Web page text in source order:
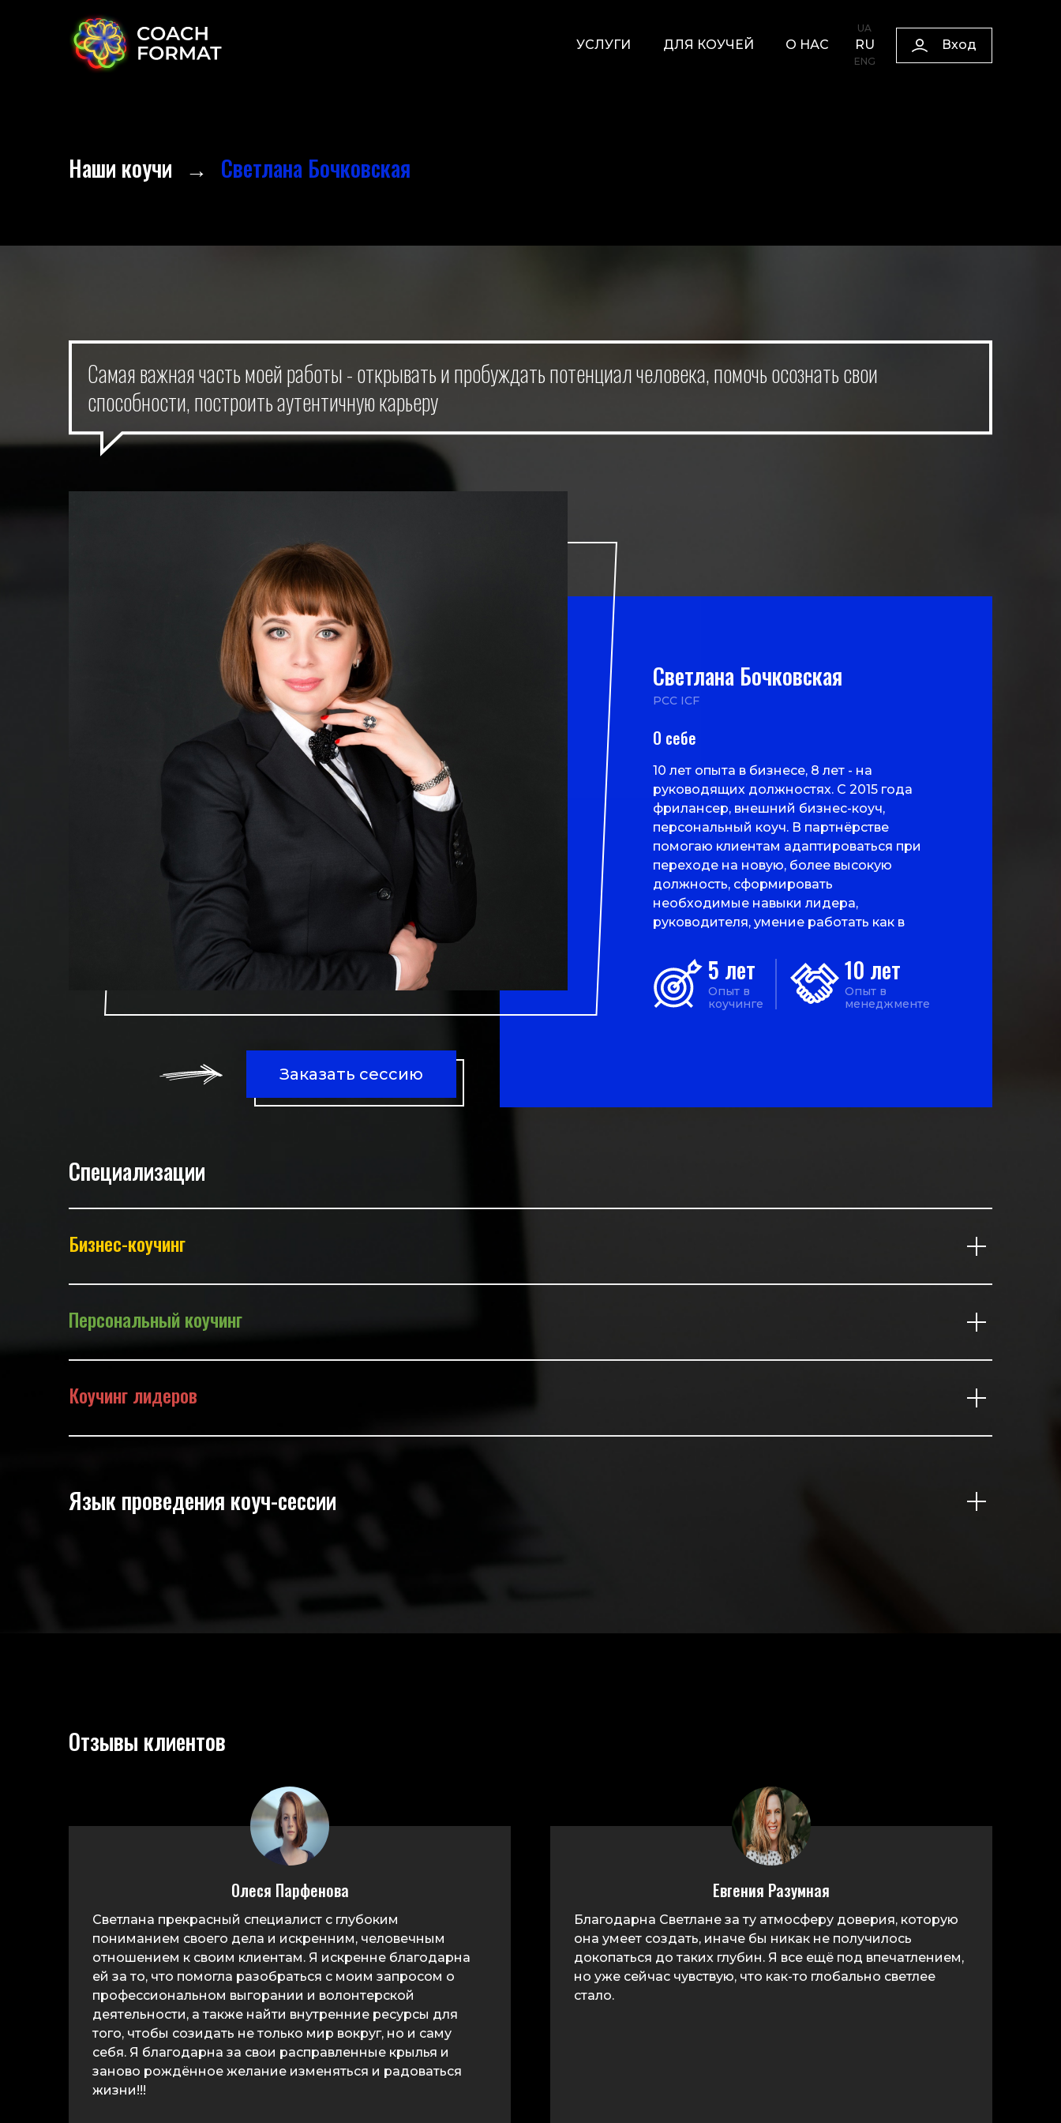
УСЛУГИ ДЛЯ КОУЧЕЙ О НАС
UA
RU
ENG
Вход
Наши коучи → Светлана Бочковская
Самая важная часть моей работы - открывать и пробуждать потенциал человека, помочь осознать свои
способности, построить аутентичную карьеру
Светлана Бочковская
РСС ICF
О себе
10 лет опыта в бизнесе, 8 лет - на
руководящих должностях. С 2015 года
фрилансер, внешний бизнес-коуч,
персональный коуч. В партнёрстве
помогаю клиентам адаптироваться при
переходе на новую, более высокую
должность, сформировать
необходимые навыки лидера,
руководителя, умение работать как в
импульсивных действий, не приносящих
результатов, к осознанным - ведущих к
максимальной эффективности.
по развитию навыков, стратегические
5 лет
Опыт в
коучинге
10 лет
Опыт в
менеджменте
Заказать сессию
Специализации
Бизнес-коучинг
Персональный коучинг
Коучинг лидеров
Язык проведения коуч-сессии
Отзывы клиентов
Олеся Парфенова
Светлана прекрасный специалист с глубоким
пониманием своего дела и искренним, человечным
отношением к своим клиентам. Я искренне благодарна
ей за то, что помогла разобраться с моим запросом о
профессиональном выгорании и волонтерской
деятельности, а также найти внутренние ресурсы для
того, чтобы созидать не только мир вокруг, но и саму
себя. Я благодарна за свои расправленные крылья и
заново рождённое желание изменяться и радоваться
жизни!!!
Евгения Разумная
Благодарна Светлане за ту атмосферу доверия, которую
она умеет создать, иначе бы никак не получилось
докопаться до таких глубин. Я все ещё под впечатлением,
но уже сейчас чувствую, что как-то глобально светлее
стало.